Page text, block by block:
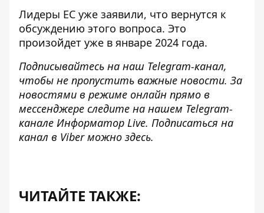
Лидеры ЕС уже заявили, что вернутся к
обсуждению этого вопроса. Это
произойдет уже в январе 2024 года.
Подписывайтесь на наш Telegram-канал,
чтобы не пропустить важные новости. За
новостями в режиме онлайн прямо в
мессенджере следите на нашем Telegram-
канале Информатор Live. Подписаться на
канал в Viber можно здесь.
ЧИТАЙТЕ ТАКЖЕ: